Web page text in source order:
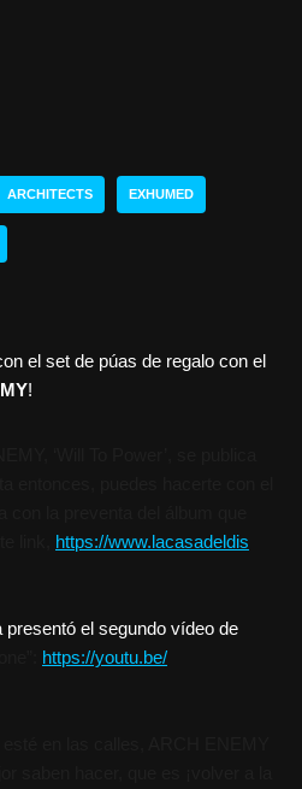
ARCHITECTS EXHUMED
el set de púas de regalo con el
!
https://www.lacasadeldis
el segundo vídeo de
https://youtu.be/